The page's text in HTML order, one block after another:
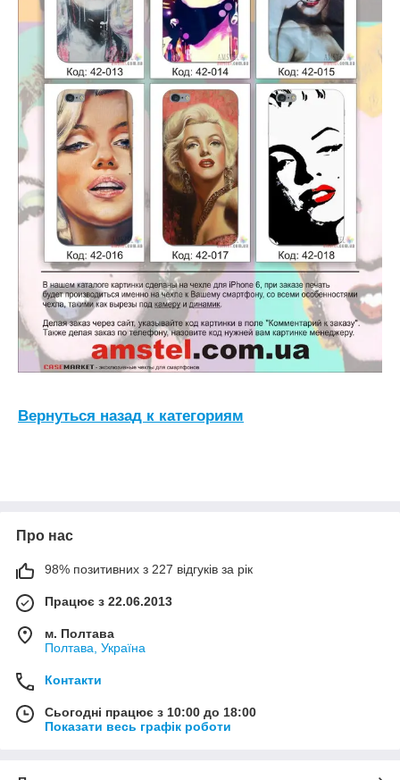
Вернуться назад к категориям
Про нас
98% позитивних з 227 відгуків за рік
Працює з 22.06.2013
м. Полтава
Полтава, Україна
Контакти
Сьогодні працює з 10:00 до 18:00
Показати весь графік роботи